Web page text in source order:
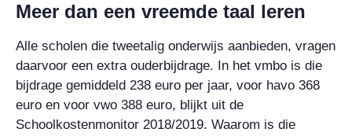
Meer dan een vreemde taal leren
Alle scholen die tweetalig onderwijs aanbieden, vragen
daarvoor een extra ouderbijdrage. In het vmbo is die
bijdrage gemiddeld 238 euro per jaar, voor havo 368
euro en voor vwo 388 euro, blijkt uit de
Schoolkostenmonitor 2018/2019. Waarom is die